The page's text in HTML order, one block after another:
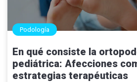
Podología
En qué consiste la
pediátrica: Afecciones
estrategias terapéuticas